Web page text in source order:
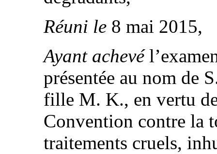
Réuni le 8 mai 2015,
Ayant achevé
présentée au nom de
fille M. K., en vertu
Convention contre la
traitements cruels,